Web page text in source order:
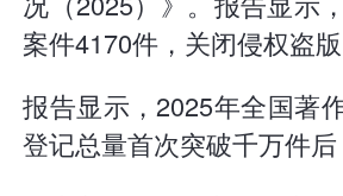
案件4170件，关闭侵权盗
报告显示，2025年全国著
登记总量首次突破千万件